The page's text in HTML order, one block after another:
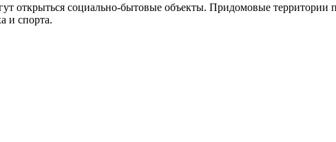
открыться социально-бытовые объекты. Придомовые территории
и спорта.